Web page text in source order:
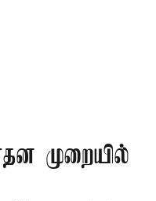
முறையில்